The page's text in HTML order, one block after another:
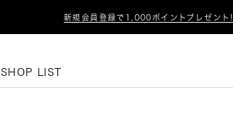
新規会員登録で1,000ポイントプレゼント!
SHOP LIST